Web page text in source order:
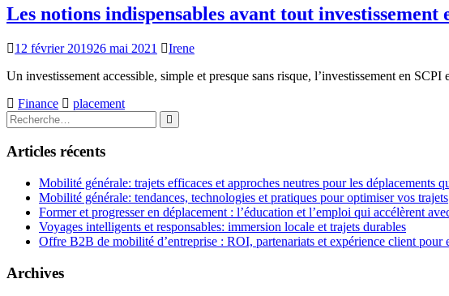
Les notions indispensables avant tout investissement
12 février 201926 mai 2021
Irene
Un investissement accessible, simple et presque sans risque, l’investissement en
Finance
placement
Rechercher
:
Rechercher
Articles récents
Mobilité générale: trajets efficaces et approches neutres pour les déplacements
Mobilité générale: tendances, technologies et pratiques pour optimiser vos trajets
Former et progresser en déplacement : l’éducation et l’emploi qui accélèrent
Voyages intelligents et responsables: immersion locale et trajets durables
Offre B2B de mobilité d’entreprise : ROI, partenariats et expérience client pour
Archives